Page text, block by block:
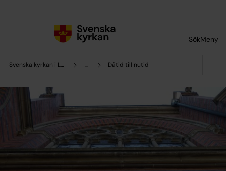
SökMeny
Svenska kyrkan i Lund ... Dåtid till nutid